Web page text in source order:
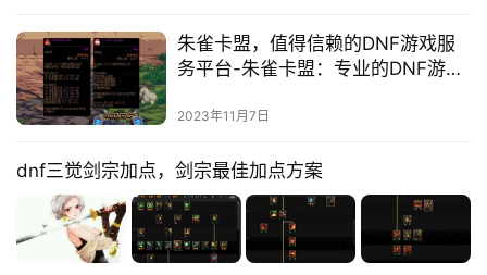
朱雀卡盟，值得信赖的DNF游戏服
务平台-朱雀卡盟：专业的DNF游戏
2023年11月7日
dnf三觉剑宗加点，剑宗最佳加点方案